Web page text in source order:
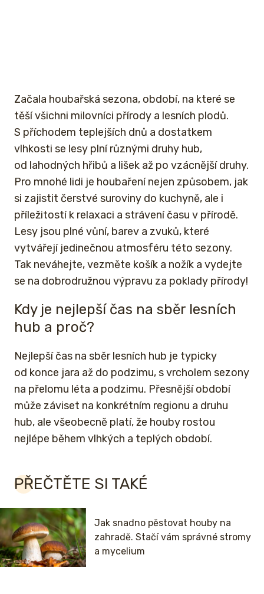
Začala houbařská sezona, období, na které se
těší všichni milovníci přírody a lesních plodů.
S příchodem teplejších dnů a dostatkem
vlhkosti se lesy plní různými druhy hub,
od lahodných hřibů a lišek až po vzácnější druhy.
Pro mnohé lidi je houbaření nejen způsobem, jak
si zajistit čerstvé suroviny do kuchyně, ale i
příležitostí k relaxaci a strávení času v přírodě.
Lesy jsou plné vůní, barev a zvuků, které
vytvářejí jedinečnou atmosféru této sezony.
Tak neváhejte, vezměte košík a nožík a vydejte
se na dobrodružnou výpravu za poklady přírody!
Kdy je nejlepší čas na sběr lesních
hub a proč?
Nejlepší čas na sběr lesních hub je typicky
od konce jara až do podzimu, s vrcholem sezony
na přelomu léta a podzimu. Přesnější období
může záviset na konkrétním regionu a druhu
hub, ale všeobecně platí, že houby rostou
nejlépe během vlhkých a teplých období.
PŘEČTĚTE SI TAKÉ
Jak snadno pěstovat houby na
zahradě. Stačí vám správné stromy
a mycelium